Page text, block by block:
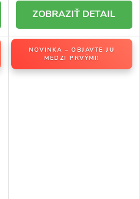
DETAIL
NOVINKA – OBJAVTE JU
MEDZI PRVÝMI!